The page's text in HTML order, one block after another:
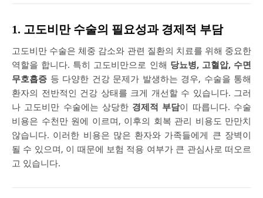
1. 고도비만 수술의 필요성과 경제적 부담
고도비만 수술은 체중 감소와 관련 질환의 치료를 위해 중요한
역할을 합니다. 특히 고도비만으로 인해 당뇨병, 고혈압, 수면
무호흡증 등 다양한 건강 문제가 발생하는 경우, 수술을 통해
환자의 전반적인 건강 상태를 크게 개선할 수 있습니다. 그러
나 고도비만 수술에는 상당한 경제적 부담이 따릅니다. 수술
비용은 수천만 원에 이르며, 이후의 회복 관리 비용도 만만치
않습니다. 이러한 비용은 많은 환자와 가족들에게 큰 장벽이
될 수 있으며, 이 때문에 보험 적용 여부가 큰 관심사로 떠오르
고 있습니다.